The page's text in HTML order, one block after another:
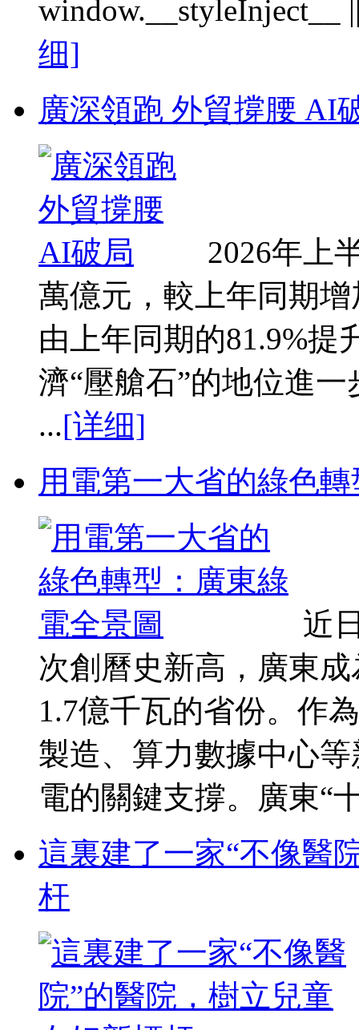
window.__styleInject__
细]
廣深領跑 外貿撐腰 AI
2026年上
萬億元，較上年同期
由上年同期的81.9%提
濟“壓艙石”的地位進
...[详细]
用電第一大省的綠色
近
次創曆史新高，廣東
1.7億千瓦的省份。作
製造、算力數據中心
電的關鍵支撐。廣東“
這裏建了一家“不像醫
杆